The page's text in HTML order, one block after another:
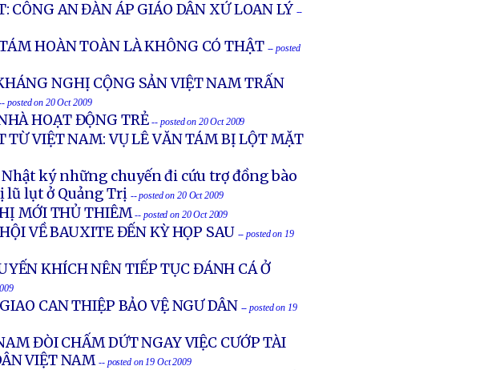
CÔNG AN ĐÀN ÁP GIÁO DÂN XỨ LOAN LÝ --
HOÀN TOÀN LÀ KHÔNG CÓ THẬT -- posted
NGHỊ CỘNG SẢN VIỆT NAM TRẤN
posted on 20 Oct 2009
HOẠT ĐỘNG TRẺ -- posted on 20 Oct 2009
TỪ VIỆT NAM: VỤ LÊ VĂN TÁM BỊ LỘT MẶT
Nhật ký những chuyến đi cứu trợ đồng bào
lũ lụt ở Quảng Trị -- posted on 20 Oct 2009
MỚI THỦ THIÊM -- posted on 20 Oct 2009
VỀ BAUXITE ĐẾN KỲ HỌP SAU -- posted on 19
KHÍCH NÊN TIẾP TỤC ĐÁNH CÁ Ở
CAN THIỆP BẢO VỆ NGƯ DÂN -- posted on 19
ĐÒI CHẤM DỨT NGAY VIỆC CƯỚP TÀI
VIỆT NAM -- posted on 19 Oct 2009